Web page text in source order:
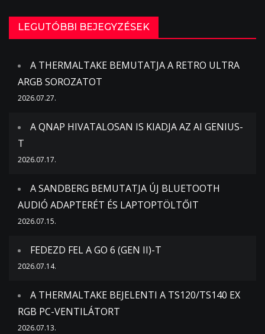
LEGUTÓBBI BEJEGYZÉSEK
A THERMALTAKE BEMUTATJA A RETRO ULTRA
ARGB SOROZATOT
2026.07.27.
A QNAP HIVATALOSAN IS KIADJA AZ AI GENIUS-
T
2026.07.17.
A SANDBERG BEMUTATJA ÚJ BLUETOOTH
AUDIÓ ADAPTERÉT ÉS LAPTOPTÖLTŐIT
2026.07.15.
FEDEZD FEL A GO 6 (GEN II)-T
2026.07.14.
A THERMALTAKE BEJELENTI A TS120/TS140 EX
RGB PC-VENTILÁTORT
2026.07.13.